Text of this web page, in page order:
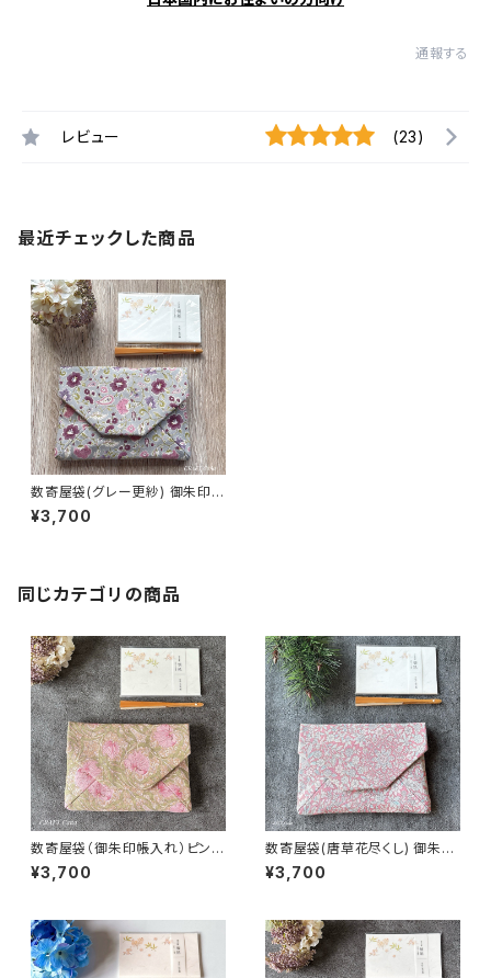
通報する
レビュー (23)
最近チェックした商品
数寄屋袋(グレー更紗) 御朱印帳
¥3,700
同じカテゴリの商品
数寄屋袋（御朱印帳入れ）ピンパ
ネル・ピンク柄／ウィリアムモリ
ス生地使用
¥3,700
数寄屋袋(唐草花尽くし) 御朱印
帳入れ 和柄ポーチ Sukiyaba
g
¥3,700